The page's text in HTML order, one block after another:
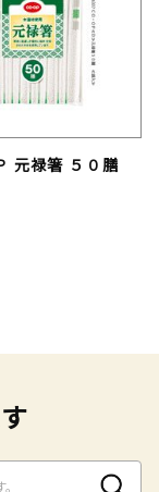
元禄箸 ５０膳